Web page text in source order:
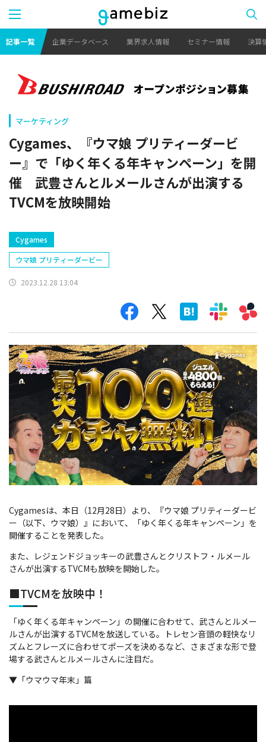
記事一覧 企業データベース 業界求人情報 セミナー情報 決算
マーケティング
Cygames、『ウマ娘 プリティーダービ
ー』で「ゆく年くる年キャンペーン」を開
催 武豊さんとルメールさんが出演する
TVCMを放映開始
Cygames
ウマ娘 プリティーダービー
2023.12.28 13:04
Cygamesは、本日（12月28日）より、『ウマ娘 プリティーダービ
ー（以下、ウマ娘）』において、「ゆく年くる年キャンペーン」を
開催することを発表した。
また、レジェンドジョッキーの武豊さんとクリストフ・ルメール
さんが出演するTVCMも放映を開始した。
■TVCMを放映中！
「ゆく年くる年キャンペーン」の開催に合わせて、武さんとルメー
ルさんが出演するTVCMを放送している。トレセン音頭の軽快なリ
ズムとフレーズに合わせてポーズを決めるなど、さまざまな形で登
場する武さんとルメールさんに注目だ。
▼「ウマウマ年末」篇